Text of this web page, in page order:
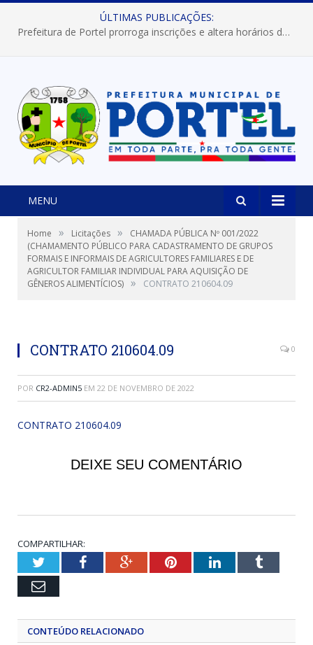
ÚLTIMAS PUBLICAÇÕES:
Prefeitura de Portel prorroga inscrições e altera horários dos concursos “Musa” e “Miss Mix Verão 2026”
MENU
Home » Licitações »
CHAMADA PÚBLICA Nº 001/2022
(CHAMAMENTO PÚBLICO PARA CADASTRAMENTO DE GRUPOS
FORMAIS E INFORMAIS DE AGRICULTORES FAMILIARES E DE
AGRICULTOR FAMILIAR INDIVIDUAL PARA AQUISIÇÃO DE
GÊNEROS ALIMENTÍCIOS) » CONTRATO 210604.09
CONTRATO 210604.09 0
POR CR2-ADMIN5 EM 22 DE NOVEMBRO DE 2022
CONTRATO 210604.09
DEIXE SEU COMENTÁRIO
COMPARTILHAR:
TwitterFacebookGoogle+PinterestLinkedInTumblr
Email
CONTEÚDO RELACIONADO